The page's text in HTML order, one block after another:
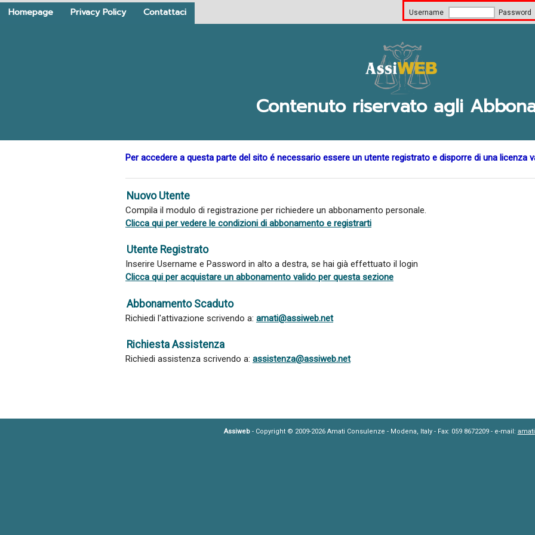
Username Password
Homepage Privacy Policy Contattaci
Contenuto riservato agli
Per accedere a questa parte del sito é necessario essere un utente registrato e disporre di una licenza
Nuovo Utente
Compila il modulo di registrazione per richiedere un abbonamento personale.
Clicca qui per vedere le condizioni di abbonamento e registrarti
Utente Registrato
Inserire Username e Password in alto a destra, se hai già effettuato il login
Clicca qui per acquistare un abbonamento valido per questa sezione
Abbonamento Scaduto
Richiedi l'attivazione scrivendo a: amati@assiweb.net
Richiesta Assistenza
Richiedi assistenza scrivendo a: assistenza@assiweb.net
Assiweb- Copyright © 2009-2026 Amati Consulenze - Modena, Italy - Fax: 059 8672209 - e-mail: